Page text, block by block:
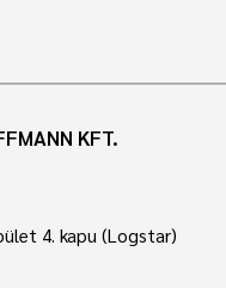
KFT.
4. kapu (Logstar)